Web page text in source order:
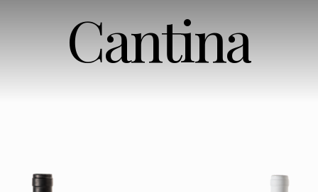
Cantina